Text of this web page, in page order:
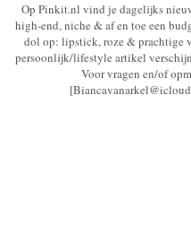
Op Pinkit.nl vind je dagelijks
high-end, niche & af en toe een
dol op: lipstick, roze & prachtige
persoonlijk/lifestyle artikel
Voor vragen en/of